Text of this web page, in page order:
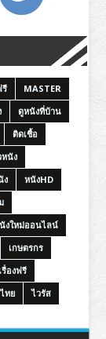
รี
MASTER
ดูหนังที่บ้าน
ติดเชื้อ
หนัง
ง
หนังHD
งใหม่ออนไลน์
เกษตรกร
รื่องฟรี
ไทย ไวรัส